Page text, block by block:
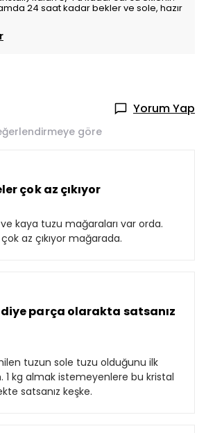
24 saat kadar bekler ve sole, hazır
Yorum Yap
göre
çok az çıkıyor
ve kaya tuzu mağaraları var orda.
az çıkıyor mağarada.
parça olarakta satsanız
tuzun sole tuzu olduğunu ilk
1 kg almak istemeyenlere bu kristal
satsanız keşke.